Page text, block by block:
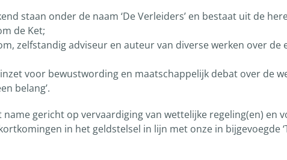
staan onder de naam ‘De Verleiders’ en bestaat uit de
de Ket;
zelfstandig adviseur en auteur van diverse werken over
voor bewustwording en maatschappelijk debat over de
belang’.
name gericht op vervaardiging van wettelijke regeling(en) en
in het geldstelsel in lijn met onze in bijgevoegde